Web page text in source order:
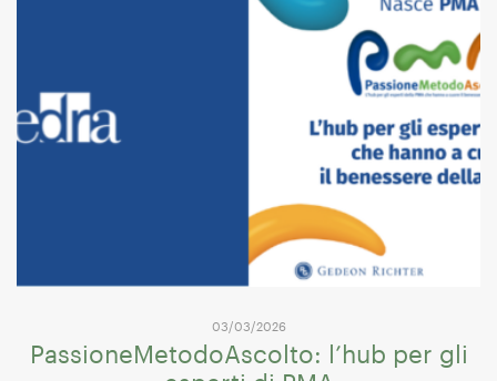
03/03/2026
PassioneMetodoAscolto: l’hub per gli